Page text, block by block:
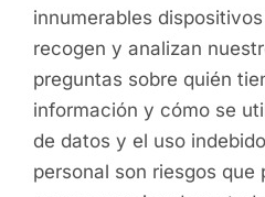
innumerables
recogen y analizan
preguntas sobre quién
información y cómo se
de datos y el uso
personal son riesgos que